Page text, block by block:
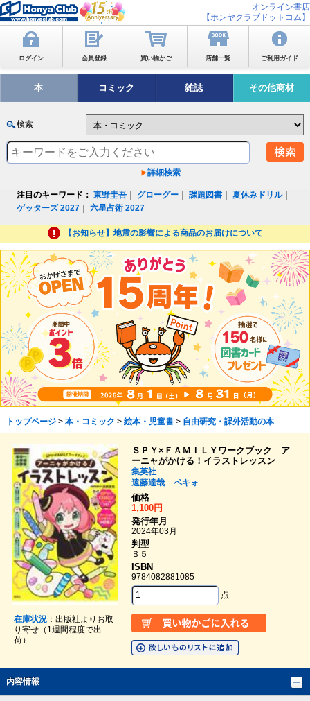
オンライン書店
【ホンヤクラブドットコム】
ログイン 会員登録 買い物かご 店舗一覧 ご利用ガイド
本 コミック 雑誌 その他商材
検索
詳細検索
注目のキーワード： 東野圭吾 グローグー ｜課題図書 ｜夏休みドリル｜
ゲッターズ 2027 ｜六星占術 2027
【お知らせ】地震の影響による商品のお届けについて
トップページ> 本・コミック > 絵本・児童書> 自由研究・課外活動の本
在庫状況：出版社よりお取
り寄せ（1週間程度で出
荷）
ＳＰＹ×ＦＡＭＩＬＹワークブック ア
ーニャがかける！イラストレッスン
集英社
遠藤達哉
ペキォ
価格
1,100円
発行年月
2024年03月
判型
Ｂ５
ISBN
9784082881085
点
内容情報